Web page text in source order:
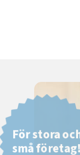
För stora och
små företag!